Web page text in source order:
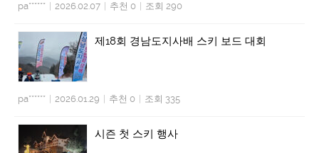
pa****** 2026.02.07 추천 0 조회 290
제18회 경남도지사배 스키 보드 대회
pa****** 2026.01.29 추천 0 조회 335
시즌 첫 스키 행사